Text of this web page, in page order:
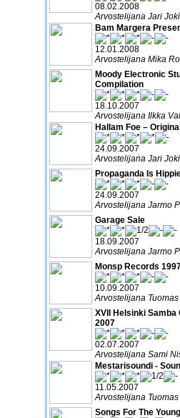
08.02.2008
Arvostelijana Jari
Bam Margera
12.01.2008
Arvostelijana Mika
Moody Electronic
Compilation
18.10.2007
Arvostelijana Ilkka
Hallam Foe –
24.09.2007
Arvostelijana Jari
Propaganda Is
24.09.2007
Arvostelijana Jarmo
Garage Sale
18.09.2007
Arvostelijana Jarmo
Monsp Records
10.09.2007
Arvostelijana
XVII Helsinki
2007
02.07.2007
Arvostelijana Sami
Mestarisoundi -
11.05.2007
Arvostelijana
Songs For The